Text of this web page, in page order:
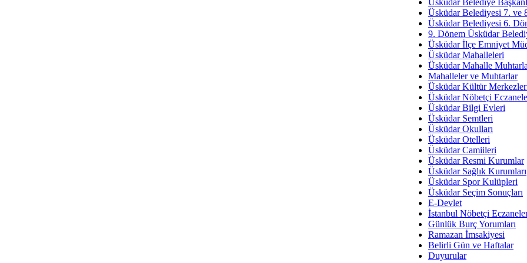
İmar Sorunlarının Genel
Arakan
Bayramın
Ruhsal
Üsküdar
Üsküdar Belediye
Üsküdar Belediyesi 7. ve
Üsküdar Belediyesi 6.
9. Dönem Üsküdar
Üsküdar İlçe Emniyet
Üsküdar Mahalleleri
Üsküdar Mahalle
Mahalleler ve Muhtarlar
Üsküdar Kültür
Üsküdar Nöbetçi
Üsküdar Bilgi Evleri
Üsküdar Semtleri
Üsküdar Okulları
Üsküdar Otelleri
Üsküdar Camiileri
Üsküdar Resmi Kurumlar
Üsküdar Sağlık Kurumları
Üsküdar Spor Kulüpleri
Üsküdar Seçim Sonuçları
E-Devlet
İstanbul Nöbetçi
Günlük Burç Yorumları
Ramazan İmsakiyesi
Belirli Gün ve Haftalar
Duyurular